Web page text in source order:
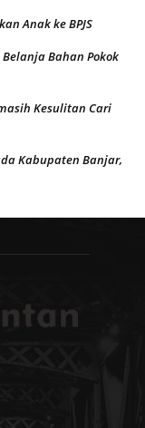
Anak ke BPJS
Belanja Bahan Pokok
Kesulitan Cari
Kabupaten Banjar,